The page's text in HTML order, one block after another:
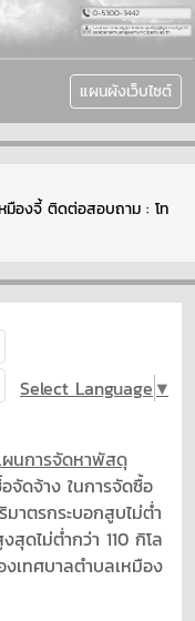
แผนผังเว็บไซต์
มืองจี้ ติดต่อสอบถาม : โทร
Select Language ▼
นการจัดหาพัสดุ
จัดจ้าง ในการจัดซื้อ
าตรกระบอกสูบไม่ต่ำ
ดไม่ต่ำกว่า 110 กิโล
เทศบาลตำบลเหมือง